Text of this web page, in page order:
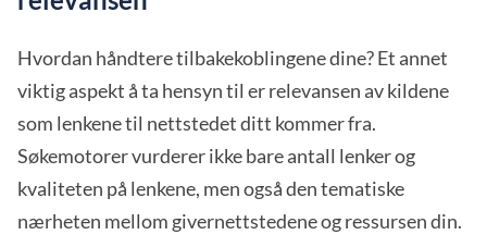
Hvordan håndtere tilbakekoblingene dine? Et annet
viktig aspekt å ta hensyn til er relevansen av kildene
som lenkene til nettstedet ditt kommer fra.
Søkemotorer vurderer ikke bare antall lenker og
kvaliteten på lenkene, men også den tematiske
nærheten mellom givernettstedene og ressursen din.